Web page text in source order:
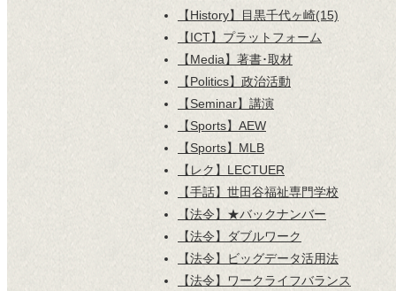
【History】目黒千代ヶ崎(15)
【ICT】プラットフォーム
【Media】著書･取材
【Politics】政治活動
【Seminar】講演
【Sports】AEW
【Sports】MLB
【レク】LECTUER
【手話】世田谷福祉専門学校
【法令】★バックナンバー
【法令】ダブルワーク
【法令】ビッグデータ活用法
【法令】ワークライフバランス